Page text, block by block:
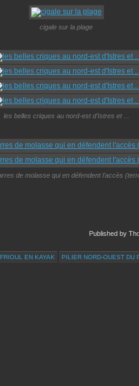
cigale sur la plage
les belles criques au nord-est d'Istres et ...
de molasse qui en défendent l'accès
Published by
EN KAYAK PILIER NORD-OUEST DU